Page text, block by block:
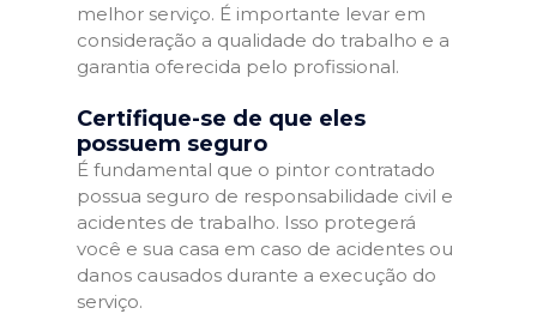
melhor serviço. É importante levar em
consideração a qualidade do trabalho e a
garantia oferecida pelo profissional.
Certifique-se de que eles
possuem seguro
É fundamental que o pintor contratado
possua seguro de responsabilidade civil e
acidentes de trabalho. Isso protegerá
você e sua casa em caso de acidentes ou
danos causados durante a execução do
serviço.